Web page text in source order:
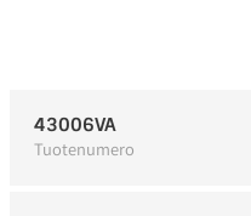
43006VA
Tuotenumero